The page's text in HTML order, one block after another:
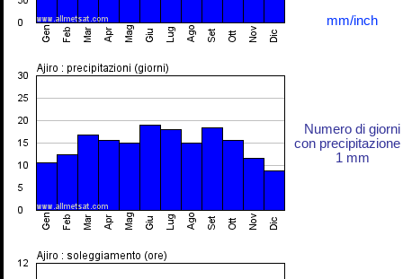
mm/inch
Numero di giorni
con precipitazione
1 mm